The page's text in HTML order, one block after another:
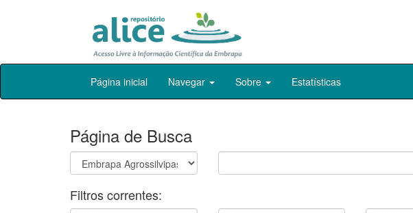
Skip
Página inicial Navegar Sobre Estatísticas
Página de Busca
Filtros correntes: